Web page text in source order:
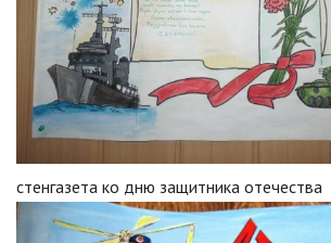
стенгазета ко дню защитника отечества